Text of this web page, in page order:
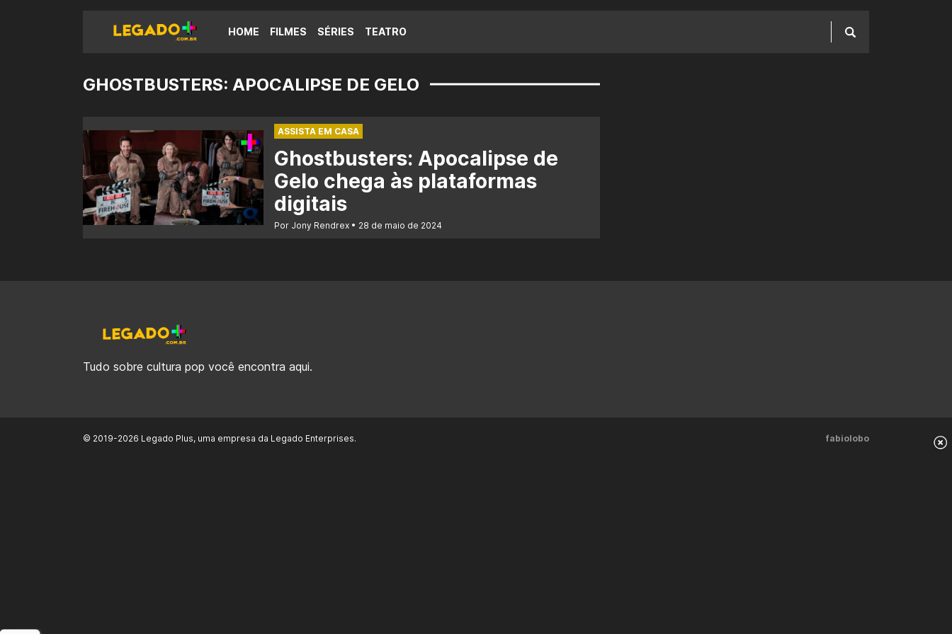
HOME FILMES SÉRIES TEATRO
GHOSTBUSTERS: APOCALIPSE DE GELO
ASSISTA EM CASA
Ghostbusters: Apocalipse de
Gelo chega às plataformas
digitais
Por Jony Rendrex 28 de maio de 2024
Tudo sobre cultura pop você encontra aqui.
© 2019-2026 Legado Plus, uma empresa da Legado Enterprises. fabiolobo